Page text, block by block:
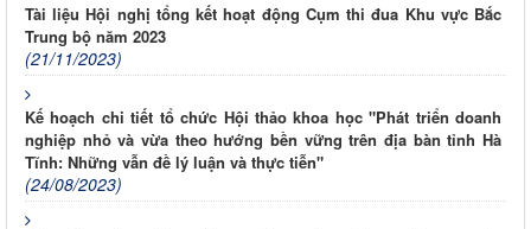
Tài liệu Hội nghị tổng kết hoạt động Cụm thi đua Khu vực Bắc
Trung bộ năm 2023
(21/11/2023)
Kế hoạch chi tiết tổ chức Hội thảo khoa học "Phát triển doanh
nghiệp nhỏ và vừa theo hướng bền vững trên địa bàn tỉnh Hà
Tĩnh: Những vẫn đề lý luận và thực tiễn"
(24/08/2023)